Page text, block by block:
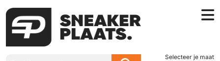
Selecteer je maat